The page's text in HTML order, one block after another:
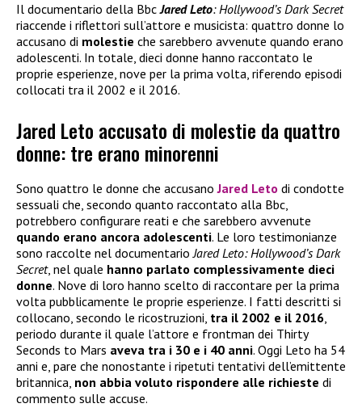
Il documentario della BbcJared Leto: Hollywood’s Dark Secret
riaccende i riflettori sull’attore e musicista: quattro donne lo
accusano di molestie che sarebbero avvenute quando erano
adolescenti. In totale, dieci donne hanno raccontato le
proprie esperienze, nove per la prima volta, riferendo episodi
collocati tra il 2002 e il 2016.
Jared Leto accusato di molestie da quattro
donne: tre erano minorenni
Sono quattro le donne che accusanoJared Leto di condotte
sessuali che, secondo quanto raccontato alla Bbc,
potrebbero configurare reati e che sarebbero avvenute
quando erano ancora adolescenti. Le loro testimonianze
sono raccolte nel documentarioJared Leto: Hollywood’s Dark
Secret, nel quale hanno parlato complessivamente dieci
donne. Nove di loro hanno scelto di raccontare per la prima
volta pubblicamente le proprie esperienze. I fatti descritti si
collocano, secondo le ricostruzioni, tra il 2002 e il 2016,
periodo durante il quale l’attore e frontman dei Thirty
Seconds to Mars aveva tra i 30 e i 40 anni. Oggi Leto ha 54
anni e, pare che nonostante i ripetuti tentativi dell’emittente
britannica, non abbia voluto rispondere alle richieste di
commento sulle accuse.